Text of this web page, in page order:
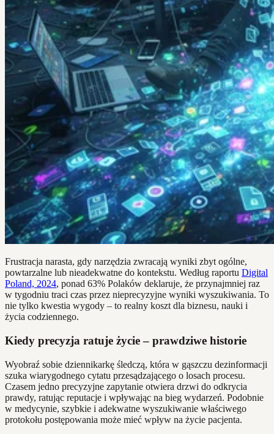
Frustracja narasta, gdy narzędzia zwracają wyniki zbyt ogólne,
powtarzalne lub nieadekwatne do kontekstu. Według raportu Digital
Poland, 2024, ponad 63% Polaków deklaruje, że przynajmniej raz
w tygodniu traci czas przez nieprecyzyjne wyniki wyszukiwania. To
nie tylko kwestia wygody – to realny koszt dla biznesu, nauki i
życia codziennego.
Kiedy precyzja ratuje życie – prawdziwe historie
Wyobraź sobie dziennikarkę śledczą, która w gąszczu dezinformacji
szuka wiarygodnego cytatu przesądzającego o losach procesu.
Czasem jedno precyzyjne zapytanie otwiera drzwi do odkrycia
prawdy, ratując reputacje i wpływając na bieg wydarzeń. Podobnie
w medycynie, szybkie i adekwatne wyszukiwanie właściwego
protokołu postępowania może mieć wpływ na życie pacjenta.